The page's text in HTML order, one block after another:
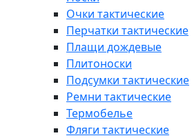
Очки тактические
Перчатки тактические
Плащи дождевые
Плитоноски
Подсумки тактические
Ремни тактические
Термобелье
Фляги тактические